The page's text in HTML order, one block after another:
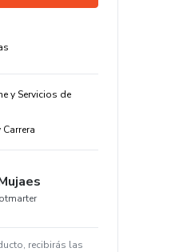
y Servicios de
recibirás las